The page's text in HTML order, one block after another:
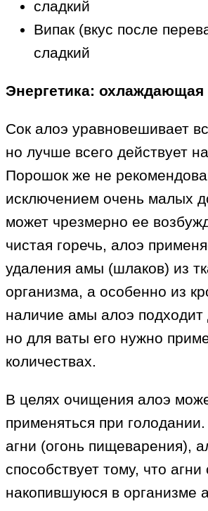
сладкий
Випак (вкус после
сладкий
Энергетика: охлаждающая
Сок алоэ уравновешивает
но лучше всего действует
Порошок же не
исключением очень малых
может чрезмерно ее
чистая горечь, алоэ
удаления амы (шлаков) из
организма, а особенно из
наличие амы алоэ
но для ваты его нужно
количествах.
В целях очищения алоэ
применяться при
агни (огонь пищеварения),
способствует тому, что агни
накопившуюся в организме